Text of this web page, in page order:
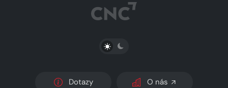
PŘEPNOUT SVĚTLÝ/TMAVÝ REŽIM
Dotazy O nás